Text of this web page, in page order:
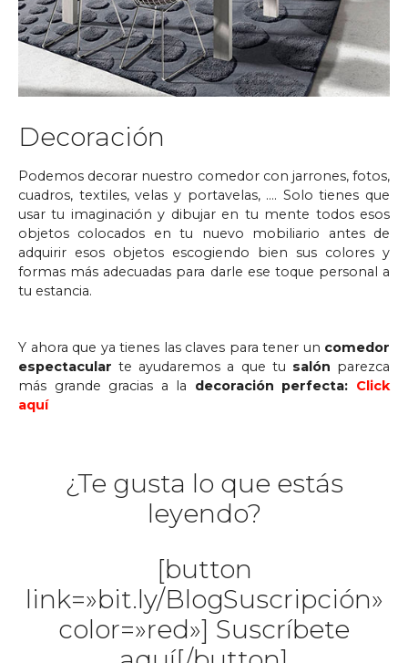
Decoración
Podemos decorar nuestro comedor con jarrones, fotos,
cuadros, textiles, velas y portavelas, …. Solo tienes que
usar tu imaginación y dibujar en tu mente todos esos
objetos colocados en tu nuevo mobiliario antes de
adquirir esos objetos escogiendo bien sus colores y
formas más adecuadas para darle ese toque personal a
tu estancia.
Y ahora que ya tienes las claves para tener un comedor
espectacular te ayudaremos a que tu salón parezca
más grande gracias a la decoración perfecta: Click
aquí
¿Te gusta lo que estás
leyendo?
[button
link=»bit.ly/BlogSuscripción»
color=»red»] Suscríbete